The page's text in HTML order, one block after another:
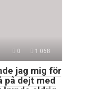
0 1 068
jag mig för
på dejt med